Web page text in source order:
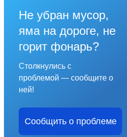
Не убран мусор,
яма на дороге, не
горит фонарь?
Столкнулись с
проблемой — сообщите о
ней!
Сообщить о проблеме